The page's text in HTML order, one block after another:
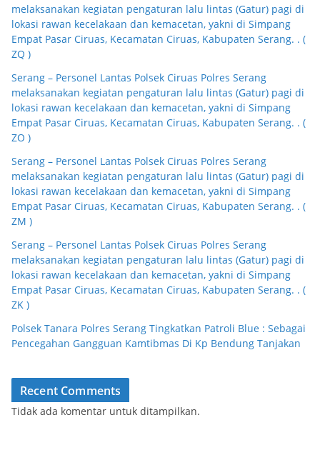
melaksanakan kegiatan pengaturan lalu lintas (Gatur) pagi di
lokasi rawan kecelakaan dan kemacetan, yakni di Simpang
Empat Pasar Ciruas, Kecamatan Ciruas, Kabupaten Serang. . (
ZQ )
Serang – Personel Lantas Polsek Ciruas Polres Serang
melaksanakan kegiatan pengaturan lalu lintas (Gatur) pagi di
lokasi rawan kecelakaan dan kemacetan, yakni di Simpang
Empat Pasar Ciruas, Kecamatan Ciruas, Kabupaten Serang. . (
ZO )
Serang – Personel Lantas Polsek Ciruas Polres Serang
melaksanakan kegiatan pengaturan lalu lintas (Gatur) pagi di
lokasi rawan kecelakaan dan kemacetan, yakni di Simpang
Empat Pasar Ciruas, Kecamatan Ciruas, Kabupaten Serang. . (
ZM )
Serang – Personel Lantas Polsek Ciruas Polres Serang
melaksanakan kegiatan pengaturan lalu lintas (Gatur) pagi di
lokasi rawan kecelakaan dan kemacetan, yakni di Simpang
Empat Pasar Ciruas, Kecamatan Ciruas, Kabupaten Serang. . (
ZK )
Polsek Tanara Polres Serang Tingkatkan Patroli Blue : Sebagai
Pencegahan Gangguan Kamtibmas Di Kp Bendung Tanjakan
Recent Comments
Tidak ada komentar untuk ditampilkan.